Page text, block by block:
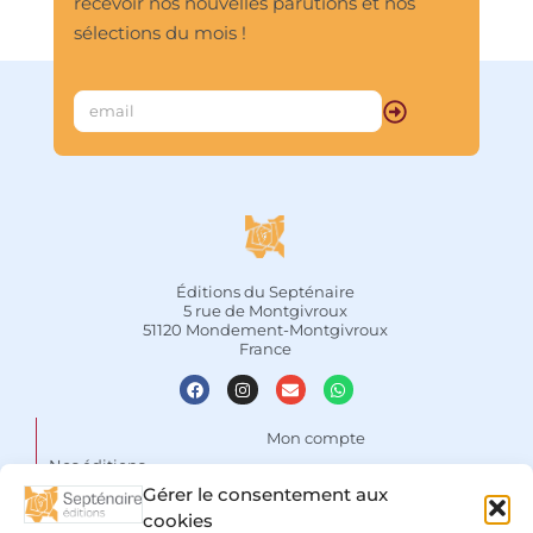
Gérer le consentement aux
cookies
sélections du mois !
Éditions du Septénaire
5 rue de Montgivroux
51120 Mondement-Montgivroux
France
Nos éditions
Auteurs
Mon compte